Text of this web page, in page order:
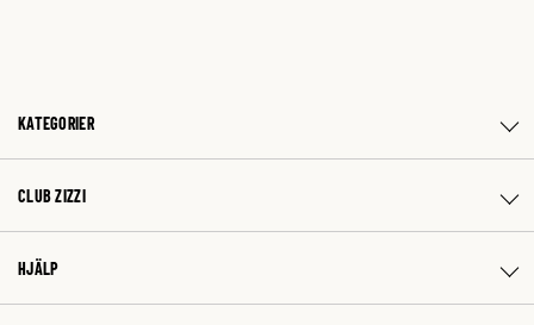
KATEGORIER
CLUB ZIZZI
HJÄLP